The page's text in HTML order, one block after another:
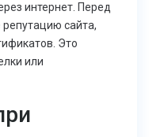
интернет. Перед
репутацию сайта,
Это
или